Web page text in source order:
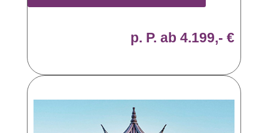
p. P. ab 4.199,- €